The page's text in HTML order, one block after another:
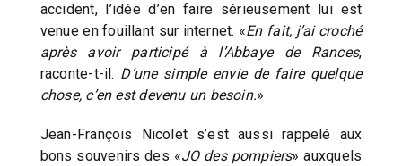
accident, l’idée d’en faire sérieusement lui est
venue en fouillant sur internet. «En fait, j’ai croché
après avoir participé à l’Abbaye de Rances,
raconte-t-il. D’une simple envie de faire quelque
chose, c’en est devenu un besoin.»
Jean-François Nicolet s’est aussi rappelé aux
bons souvenirs des «JO des pompiers» auxquels